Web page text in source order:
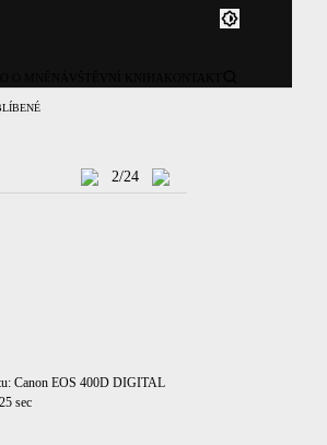
2/24
Canon EOS 400D DIGITAL
sec